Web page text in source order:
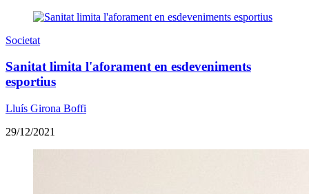
Societat
Sanitat limita l'aforament en esdeveniments
esportius
Lluís Girona Boffi
29/12/2021